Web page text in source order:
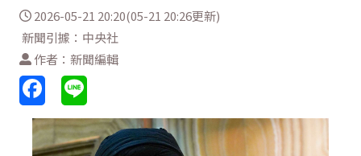
2026-05-21 20:20(05-21 20:26更新)
新聞引據：中央社
作者：新聞編輯